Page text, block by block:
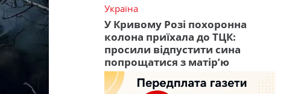
Україна
У Кривому Розі похоронна
колона приїхала до ТЦК:
просили відпустити сина
попрощатися з матір’ю